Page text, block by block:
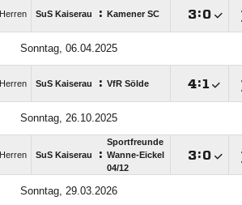
Herren SuS Kaiserau : Kamener SC :
Sonntag, 06.04.2025
Herren SuS Kaiserau : VfR Sölde :
Sonntag, 26.10.2025
Herren SuS Kaiserau :
Sportfreunde
Wanne-Eickel
04/​12
:
Sonntag, 29.03.2026